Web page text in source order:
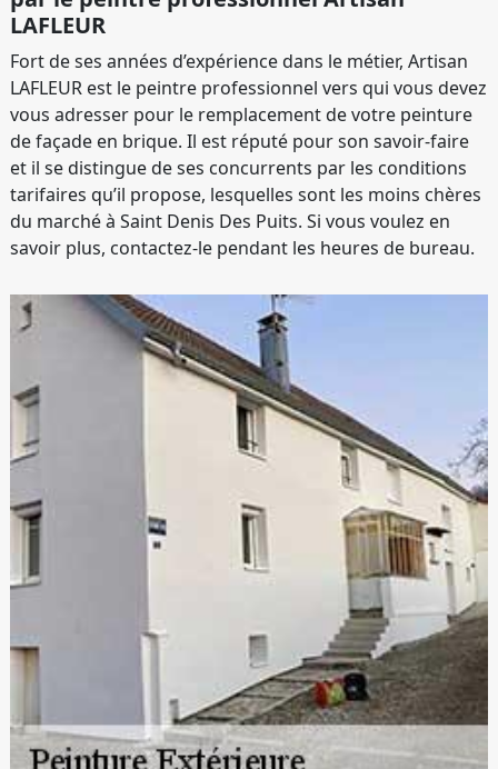
LAFLEUR
Fort de ses années d’expérience dans le métier, Artisan
LAFLEUR est le peintre professionnel vers qui vous devez
vous adresser pour le remplacement de votre peinture
de façade en brique. Il est réputé pour son savoir-faire
et il se distingue de ses concurrents par les conditions
tarifaires qu’il propose, lesquelles sont les moins chères
du marché à Saint Denis Des Puits. Si vous voulez en
savoir plus, contactez-le pendant les heures de bureau.